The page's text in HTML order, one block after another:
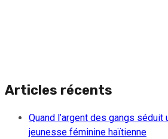
Articles récents
Quand l’argent des gangs séduit
jeunesse féminine haïtienne